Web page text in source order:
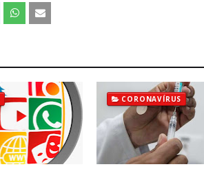
CORONAVÍRUS